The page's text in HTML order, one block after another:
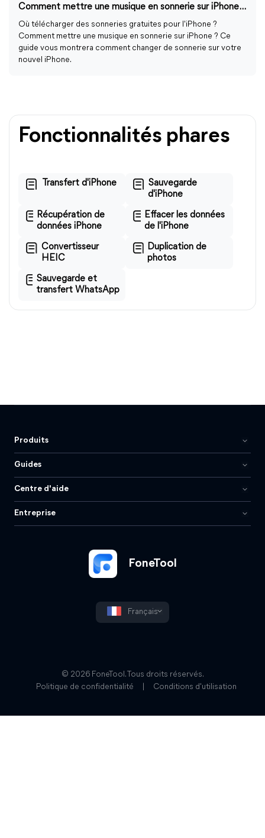
Comment mettre une musique en sonnerie sur iPhone 13/14 ?
Où télécharger des sonneries gratuites pour l'iPhone ?
Comment mettre une musique en sonnerie sur iPhone ? Ce
guide vous montrera comment changer de sonnerie sur votre
nouvel iPhone.
Fonctionnalités phares
Transfert d'iPhone
Sauvegarde
d'iPhone
Récupération de
données iPhone
Effacer les données
de l'iPhone
Convertisseur
HEIC
Duplication de
photos
Sauvegarde et
transfert WhatsApp
FoneTool
Français
Produits
Guides
Centre d'aide
Entreprise
© 2026 FoneTool. Tous droits réservés.
Politique de confidentialité
Conditions d'utilisation